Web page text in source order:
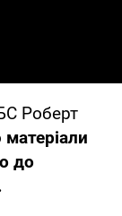
Роберт
матеріали
до